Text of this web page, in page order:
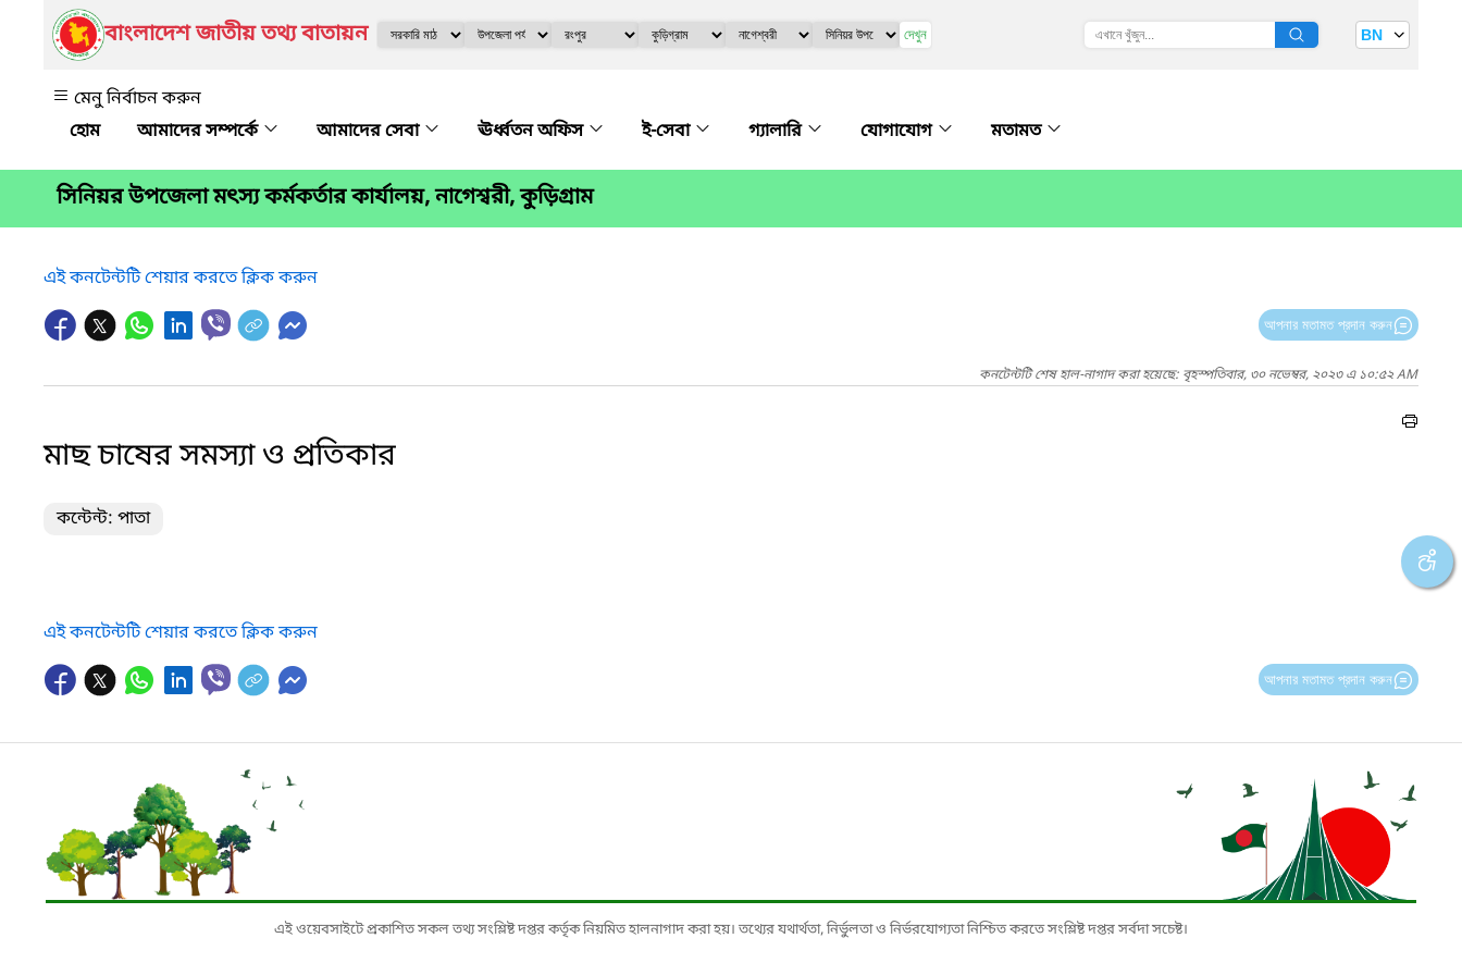
বাংলাদেশ জাতীয় তথ্য বাতায়ন দেখুন BN
মেনু নির্বাচন করুন
আমাদের সম্পর্কে
আমাদের সেবা ঊর্ধ্বতন অফিস ই-সেবা গ্যালারি যোগাযোগ মতামত
সিনিয়র উপজেলা মৎস্য কর্মকর্তার কার্যালয়, নাগেশ্বরী, কুড়িগ্রাম
এই কনটেন্টটি শেয়ার করতে ক্লিক করুন
আপনার মতামত প্রদান করুন
কনটেন্টটি শেষ হাল-নাগাদ করা হয়েছে: বৃহস্পতিবার, ৩০ নভেম্বর, ২০২৩ এ ১০:৫২ AM
মাছ চাষের সমস্যা ও প্রতিকার
কন্টেন্ট: পাতা
এই কনটেন্টটি শেয়ার করতে ক্লিক করুন
আপনার মতামত প্রদান করুন
এই ওয়েবসাইটে প্রকাশিত সকল তথ্য সংশ্লিষ্ট দপ্তর কর্তৃক নিয়মিত হালনাগাদ করা হয়। তথ্যের যথার্থতা, নির্ভুলতা ও নির্ভরযোগ্যতা নিশ্চিত করতে সংশ্লিষ্ট দপ্তর সর্বদা সচেষ্ট।